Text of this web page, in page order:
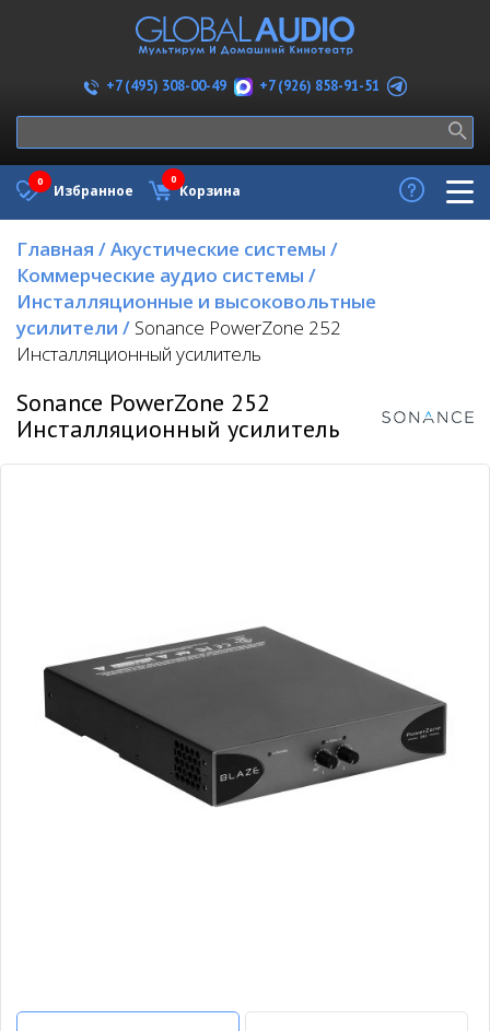
+7 (495) 308-00-49 +7 (926) 858-91-51
Избранное
0
Корзина
0
Главная /Акустические системы /
Коммерческие аудио системы /
Инсталляционные и высоковольтные
усилители / Sonance PowerZone 252
Инсталляционный усилитель
Sonance PowerZone 252
Инсталляционный усилитель